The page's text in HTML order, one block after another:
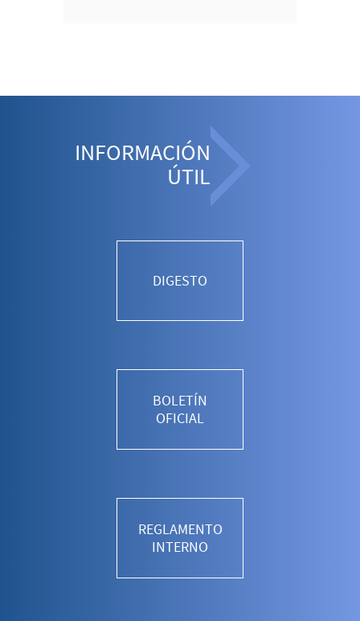
INFORMACIÓN
ÚTIL
DIGESTO
BOLETÍN
OFICIAL
REGLAMENTO
INTERNO